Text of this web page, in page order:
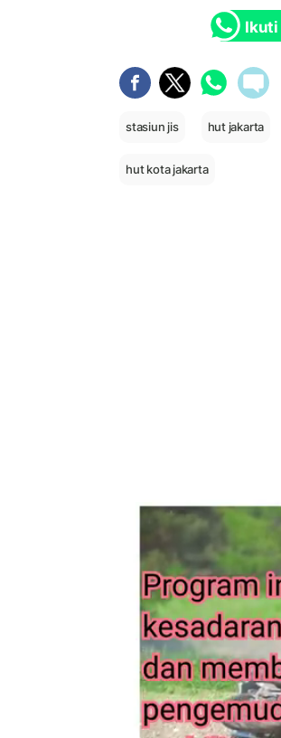
Ikuti
stasiun jis hut jakarta
hut kota jakarta